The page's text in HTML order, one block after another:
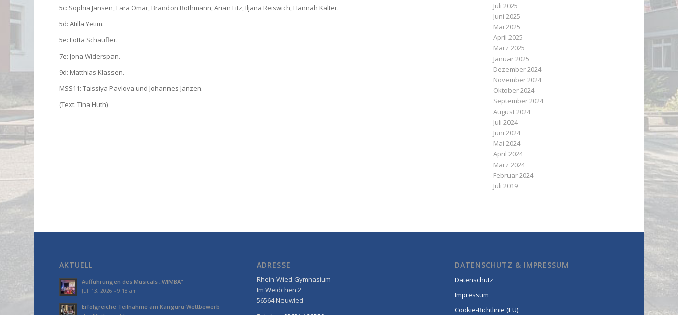
5c: Sophia Jansen, Lara Omar, Brandon Rothmann, Arian Litz, Iljana Reiswich, Hannah Kalter.
5d: Atilla Yetim.
5e: Lotta Schaufler.
7e: Jona Widerspan.
9d: Matthias Klassen.
MSS11: Taissiya Pavlova und Johannes Janzen.
(Text: Tina Huth)
Juli 2025
Juni 2025
Mai 2025
April 2025
März 2025
Januar 2025
Dezember 2024
November 2024
Oktober 2024
September 2024
August 2024
Juli 2024
Juni 2024
Mai 2024
April 2024
März 2024
Februar 2024
Juli 2019
AKTUELL
Aufführungen des Musicals „WIMBA“
Juli 13, 2026 - 9:18 am
Erfolgreiche Teilnahme am Känguru-Wettbewerb
ADRESSE
Rhein-Wied-Gymnasium
Im Weidchen 2
56564 Neuwied
DATENSCHUTZ & IMPRESSUM
Datenschutz
Impressum
Cookie-Richtlinie (EU)